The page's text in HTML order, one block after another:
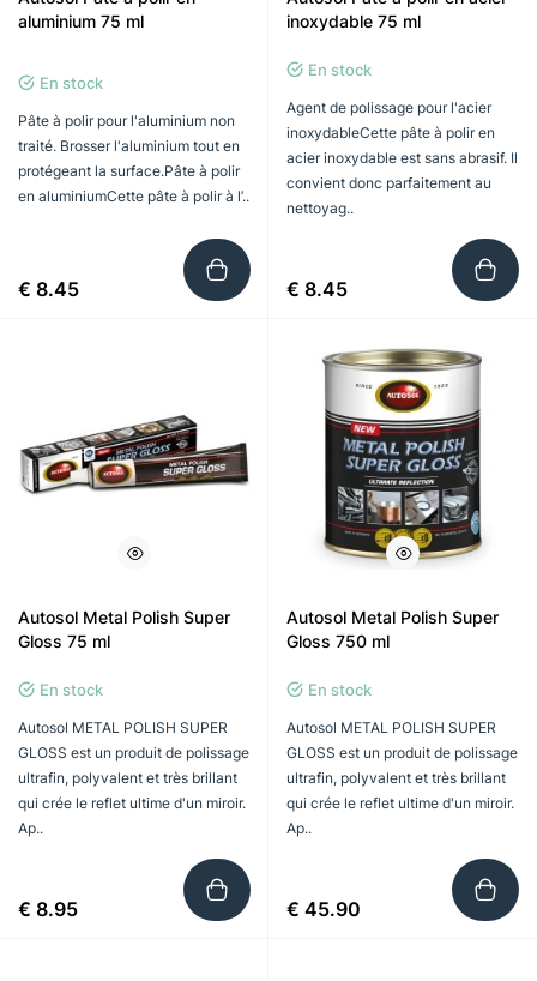
aluminium 75 ml
En stock
Pâte à polir pour l'aluminium non
traité. Brosser l'aluminium tout en
protégeant la surface.Pâte à polir
en aluminiumCette pâte à polir à l’..
€ 8.45
inoxydable 75 ml
En stock
Agent de polissage pour l'acier
inoxydableCette pâte à polir en
acier inoxydable est sans abrasif. Il
convient donc parfaitement au
nettoyag..
€ 8.45
Autosol Metal Polish Super
Gloss 75 ml
En stock
Autosol METAL POLISH SUPER
GLOSS est un produit de polissage
ultrafin, polyvalent et très brillant
qui crée le reflet ultime d'un miroir.
Ap..
€ 8.95
Autosol Metal Polish Super
Gloss 750 ml
En stock
Autosol METAL POLISH SUPER
GLOSS est un produit de polissage
ultrafin, polyvalent et très brillant
qui crée le reflet ultime d'un miroir.
Ap..
€ 45.90